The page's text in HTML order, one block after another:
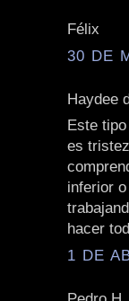
Félix
30 DE
Haydee
Este
es
inferior
hacer
1 DE